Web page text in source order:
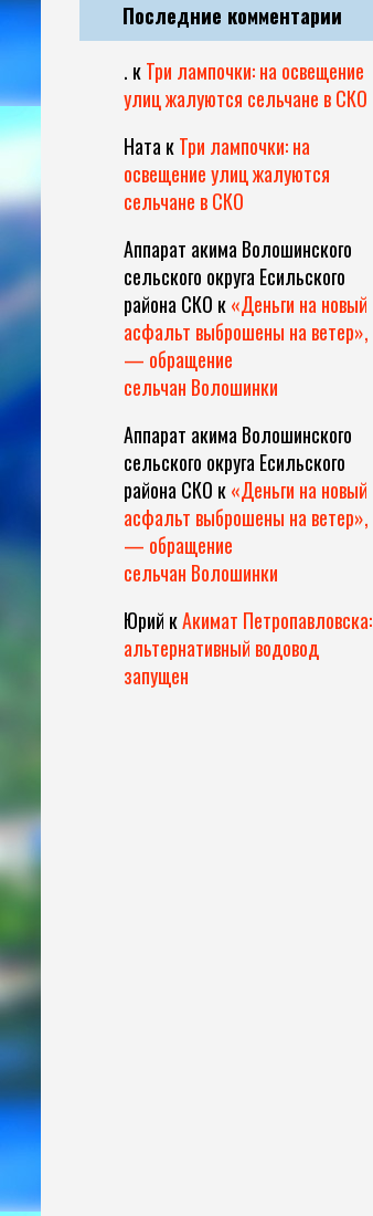
Последние комментарии
. кТри лампочки: на освещение
улиц жалуются сельчане в СКО
Ната кТри лампочки: на
освещение улиц жалуются
сельчане в СКО
Аппарат акима Волошинского
сельского округа Есильского
района СКО к«Деньги на новый
асфальт выброшены на ветер»,
— обращение
сельчан Волошинки
Аппарат акима Волошинского
сельского округа Есильского
района СКО к«Деньги на новый
асфальт выброшены на ветер»,
— обращение
сельчан Волошинки
Юрий кАкимат Петропавловска:
альтернативный водовод
запущен